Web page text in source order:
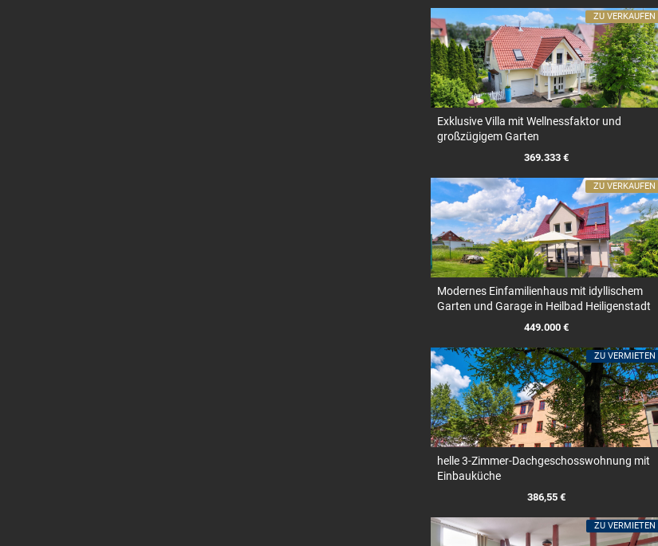
Exklusive Villa mit Wellnessfaktor und
großzügigem Garten
369.333 €
ZU VERKAUFEN
Modernes Einfamilienhaus mit idyllischem
Garten und Garage in Heilbad Heiligenstadt
449.000 €
ZU VERKAUFEN
helle 3-Zimmer-Dachgeschosswohnung mit
Einbauküche
386,55 €
ZU VERMIETEN
ZU VERMIETEN